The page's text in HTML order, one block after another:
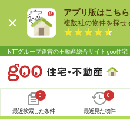
アプリ版はこちら
複数社の物件を探せ
NTTグループ運営の不動産総合サイト goo住宅
0
最近検索した条件
0
最近見た物件